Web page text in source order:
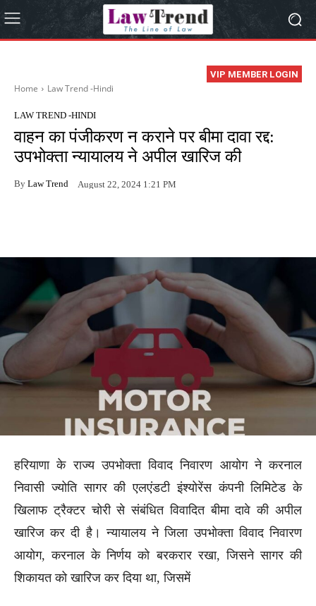
VIP MEMBER LOGIN
Home Law Trend -Hindi
LAW TREND -HINDI
वाहन का पंजीकरण न कराने पर बीमा दावा रद्द:
उपभोक्ता न्यायालय ने अपील खारिज की
By Law Trend August 22, 2024 1:21 PM
हरियाणा के राज्य उपभोक्ता विवाद निवारण आयोग ने करनाल
निवासी ज्योति सागर की एलएंडटी इंश्योरेंस कंपनी लिमिटेड के
खिलाफ ट्रैक्टर चोरी से संबंधित विवादित बीमा दावे की अपील
खारिज कर दी है। न्यायालय ने जिला उपभोक्ता विवाद निवारण
आयोग, करनाल के निर्णय को बरकरार रखा, जिसने सागर की
शिकायत को खारिज कर दिया था, जिसमें